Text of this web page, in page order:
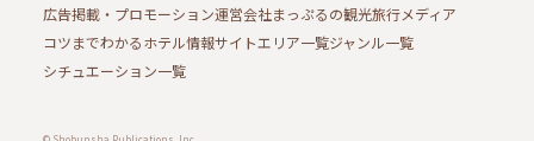
広告掲載・プロモーション運営会社まっぷるの観光旅行メディア
コツまでわかるホテル情報サイトエリア一覧ジャンル一覧
シチュエーション一覧